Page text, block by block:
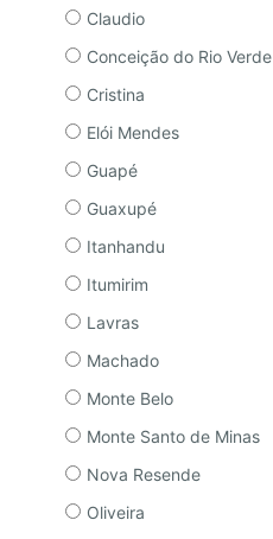
Claudio
Conceição do Rio Verde
Cristina
Elói Mendes
Guapé
Guaxupé
Itanhandu
Itumirim
Lavras
Machado
Monte Belo
Monte Santo de Minas
Nova Resende
Oliveira